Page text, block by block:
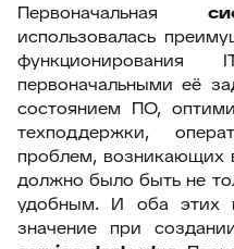
Первоначальная
использовалась
первоначальными её
состоянием ПО,
техподдержки,
проблем, возникающих
должно было быть не
удобным. И оба этих
значение при